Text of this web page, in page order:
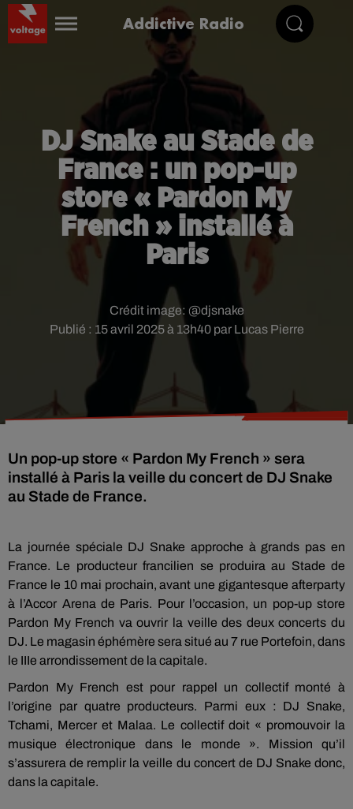
Addictive Radio
DJ Snake au Stade de
France : un pop-up
store « Pardon My
French » installé à
Paris
Publié : 15 avril 2025 à 13h40 par Lucas Pierre
Crédit image: @djsnake
Un pop-up store « Pardon My French » sera
installé à Paris la veille du concert de DJ Snake
au Stade de France.
La journée spéciale DJ Snake approche à grands pas en
France. Le producteur francilien se produira au Stade de
France le 10 mai prochain, avant une gigantesque afterparty
à l’Accor Arena de Paris. Pour l’occasion, un pop-up store
Pardon My French va ouvrir la veille des deux concerts du
DJ. Le magasin éphémère sera situé au 7 rue Portefoin, dans
le IIIe arrondissement de la capitale.
Pardon My French est pour rappel un collectif monté à
l’origine par quatre producteurs. Parmi eux : DJ Snake,
Tchami, Mercer et Malaa. Le collectif doit « promouvoir la
musique électronique dans le monde ». Mission qu’il
s’assurera de remplir la veille du concert de DJ Snake donc,
dans la capitale.